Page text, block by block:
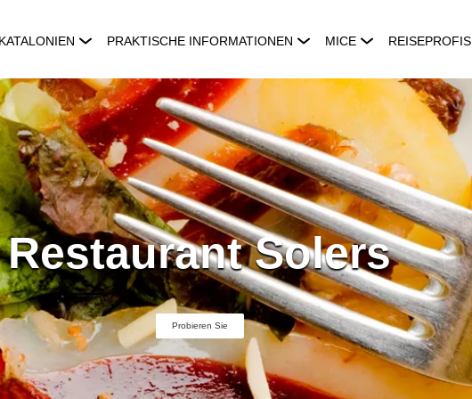
PRAKTISCHE INFORMATIONEN MICE REISEPROFIS
Restaurant Solers
Probieren Sie